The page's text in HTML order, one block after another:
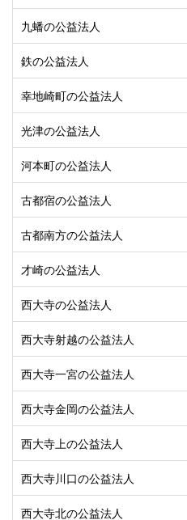
九蟠の公益法人
鉄の公益法人
幸地崎町の公益法人
光津の公益法人
河本町の公益法人
古都宿の公益法人
古都南方の公益法人
才崎の公益法人
西大寺の公益法人
西大寺射越の公益法人
西大寺一宮の公益法人
西大寺金岡の公益法人
西大寺上の公益法人
西大寺川口の公益法人
西大寺北の公益法人